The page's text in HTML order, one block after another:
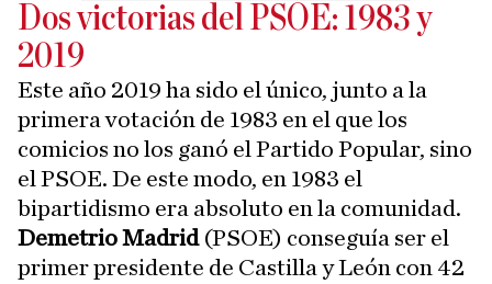
Dos victorias del PSOE: 1983 y
2019
Este año 2019 ha sido el único, junto a la
primera votación de 1983 en el que los
comicios no los ganó el Partido Popular, sino
el PSOE. De este modo, en 1983 el
bipartidismo era absoluto en la comunidad.
Demetrio Madrid (PSOE) conseguía ser el
primer presidente de Castilla y León con 42